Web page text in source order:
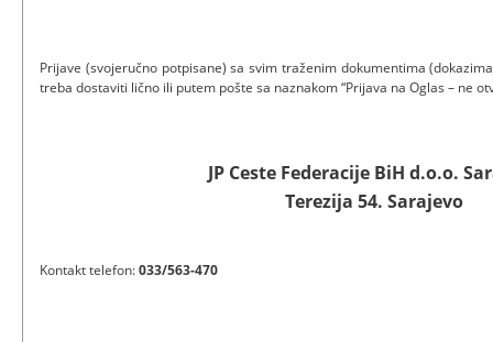
Prijave (svojeručno potpisane) sa svim traženim dokumentima
treba dostaviti lično ili putem pošte sa naznakom “Prijava na Oglas – ne
JP Ceste Federacije BiH d.o.o.
Terezija 54. Sarajevo
Kontakt telefon:033/563-470